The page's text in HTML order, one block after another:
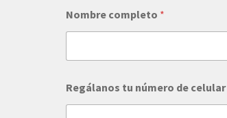
Nombre completo *
e
g
Regálanos tu número de celular